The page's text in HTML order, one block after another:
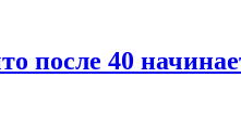
после 40